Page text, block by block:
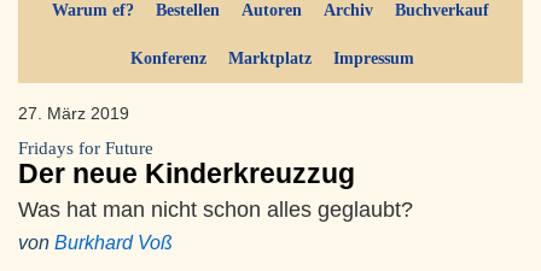
Warum ef? Bestellen Autoren Archiv Buchverkauf
Konferenz Marktplatz Impressum
27. März 2019
Fridays for Future
Der neue Kinderkreuzzug
Was hat man nicht schon alles geglaubt?
von Burkhard Voß